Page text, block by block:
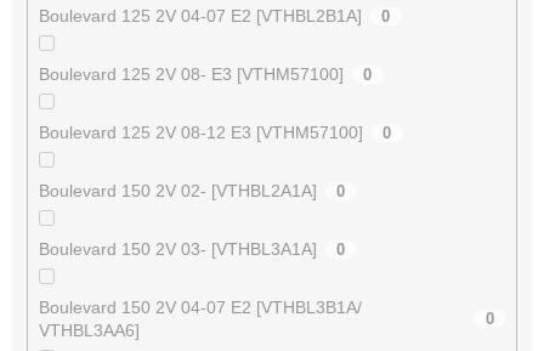
Boulevard 125 2V 04-07 E2 [VTHBL2B1A] 0
Boulevard 125 2V 08- E3 [VTHM57100] 0
Boulevard 125 2V 08-12 E3 [VTHM57100] 0
Boulevard 150 2V 02- [VTHBL2A1A] 0
Boulevard 150 2V 03- [VTHBL3A1A] 0
Boulevard 150 2V 04-07 E2 [VTHBL3B1A/
VTHBL3AA6]
0